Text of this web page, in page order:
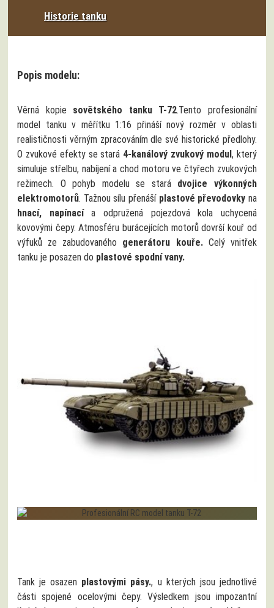
Historie tanku
Popis modelu:
Věrná kopie sovětského tanku T-72.Tento profesionální
model tanku v měřítku 1:16 přináší nový rozměr v oblasti
realističnosti věrným zpracováním dle své historické předlohy.
O zvukové efekty se stará 4-kanálový zvukový modul, který
simuluje střelbu, nabíjení a chod motoru ve čtyřech zvukových
režimech. O pohyb modelu se stará dvojice výkonných
elektromotorů. Tažnou sílu přenáší plastové převodovky na
hnací, napínacía odpružená pojezdová kola uchycená
kovovými čepy. Atmosféru burácejících motorů dovrší kouř od
výfuků ze zabudovaného generátoru kouře.Celý vnitřek
tanku je posazen do plastové spodní vany.
Tank je osazen plastovými pásy., u kterých jsou jednotlivé
části spojené ocelovými čepy. Výsledkem jsou impozantní